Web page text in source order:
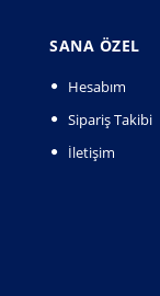
SANA ÖZEL
Hesabım
Sipariş Takibi
İletişim